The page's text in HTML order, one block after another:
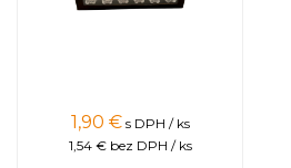
1,90 € s DPH / ks
1,54 € bez DPH / ks